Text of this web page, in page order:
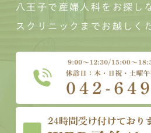
八王子で産婦人科をお探し
スクリニックまでお越しく